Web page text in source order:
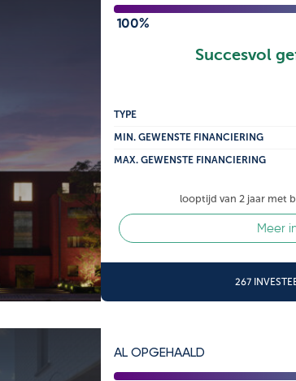
100%
Succesvol
TYPE
MIN. GEWENSTE FINANCIERING
MAX. GEWENSTE FINANCIERING
looptijd van 2 jaar met
Meer
267
AL OPGEHAALD